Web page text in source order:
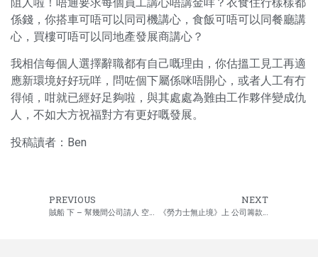
係錢，你搭車可唔可以同司機講心，食飯可唔可以同餐廳講
心，買樓可唔可以同地產發展商講心？
我相信每個人選擇辭職都有自己嘅理由，你估搵工見工再適
應新環境好好玩咩，問咗個下屬係咪唔開心，或者人工有冇
得傾，咁就已經好足夠啦，與其處處為難由工作夥伴變成仇
人，不如大方祝福對方有更好嘅發展。
投稿讀者：Ben
PREVIOUS
賊船 下 – 幫幾間公司請人 空缺超過120份
NEXT
《勞力士無止境》上 公司籌款有人捐10萬